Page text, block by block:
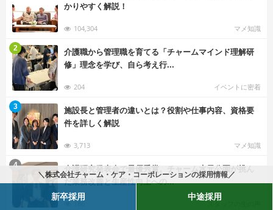
＼株式会社チャーム・ケア・コーポレーションの採用情報／
新卒採用 中途採用
かりやすく解説！
104,304 マメ知識
介護職から管理職を育てる「チャームマインド理解研
修」理念を学び、自ら考え行...
204 イベントに密着
2
施設長と管理者の違いとは？役割や仕事内容、資格要
件を詳しく解説
3,713 マメ知識
3
介護研究発表会で最優秀賞。チャーム水元公園が挑ん
だ業務改善と生産性向上への...
186 スタッフの生の声
4